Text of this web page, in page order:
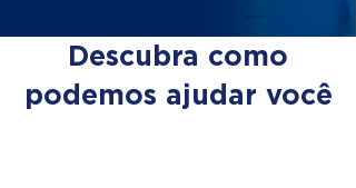
Descubra como
podemos ajudar você